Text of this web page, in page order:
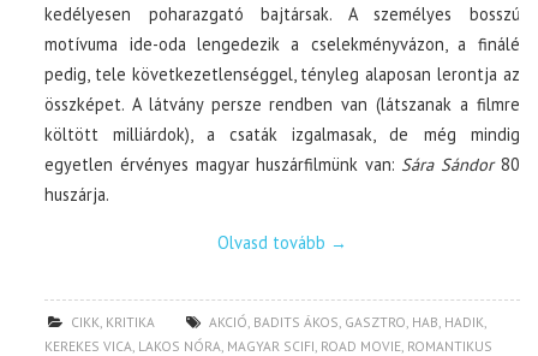
kedélyesen poharazgató bajtársak. A személyes bosszú
motívuma ide-oda lengedezik a cselekményvázon, a finálé
pedig, tele következetlenséggel, tényleg alaposan lerontja az
összképet. A látvány persze rendben van (látszanak a filmre
költött milliárdok), a csaták izgalmasak, de még mindig
egyetlen érvényes magyar huszárfilmünk van: Sára Sándor80
huszárja.
Olvasd tovább →
CIKK KRITIKA AKCIÓ BADITS ÁKOS GASZTRO HAB HADIK
KEREKES VICA LAKOS NÓRA MAGYAR SCIFI ROAD MOVIE ROMANTIKUS